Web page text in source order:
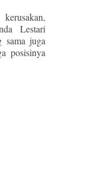
Lestari
sama juga
posisinya